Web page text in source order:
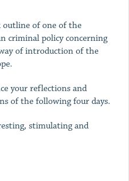
outline of one of the
criminal policy concerning
of introduction of the
your reflections and
of the following four days.
stimulating and